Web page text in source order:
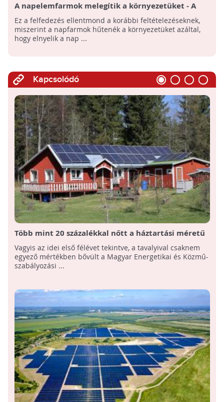
A napelemfarmok melegítik a környezetüket - A
felfedezés befolyásolhatja azt, hogy a jövőben hol
épülnek majd nagyléptékű naperőművek
Ez a felfedezés ellentmond a korábbi feltételezéseknek,
miszerint a napfarmok hűtenék a környezetüket azáltal,
hogy elnyelik a nap ...
Kapcsolódó
Több mint 20 százalékkal nőtt a háztartási méretű
naperőművek összkapacitása!
Vagyis az idei első félévet tekintve, a tavalyival csaknem
egyező mértékben bővült a Magyar Energetikai és Közmű-
szabályozási ...